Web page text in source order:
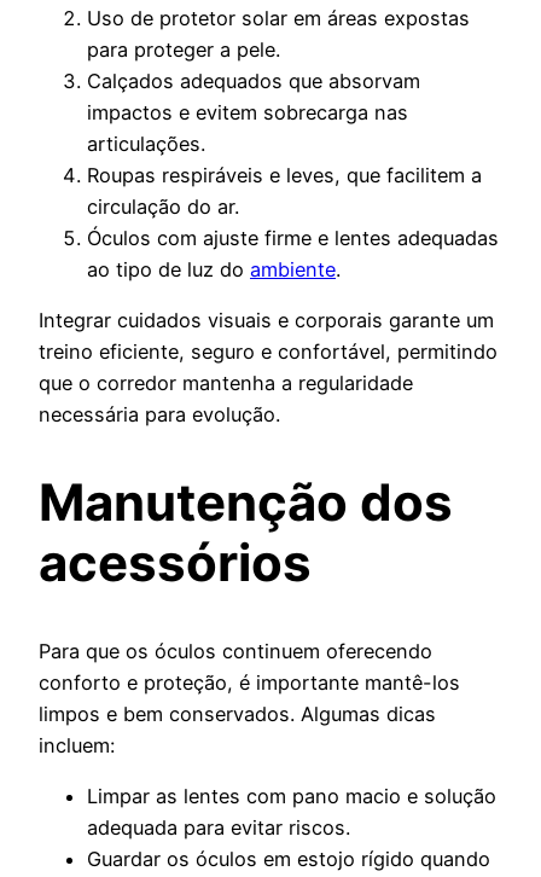
Uso de protetor solar em áreas expostas
para proteger a pele.
Calçados adequados que absorvam
impactos e evitem sobrecarga nas
articulações.
Roupas respiráveis e leves, que facilitem a
circulação do ar.
Óculos com ajuste firme e lentes adequadas
ao tipo de luz do ambiente.
Integrar cuidados visuais e corporais garante um
treino eficiente, seguro e confortável, permitindo
que o corredor mantenha a regularidade
necessária para evolução.
Manutenção dos
acessórios
Para que os óculos continuem oferecendo
conforto e proteção, é importante mantê-los
limpos e bem conservados. Algumas dicas
incluem:
Limpar as lentes com pano macio e solução
adequada para evitar riscos.
Guardar os óculos em estojo rígido quando